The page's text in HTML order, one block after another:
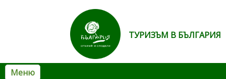
ТУРИЗЪМ В БЪЛГАРИЯ
Меню